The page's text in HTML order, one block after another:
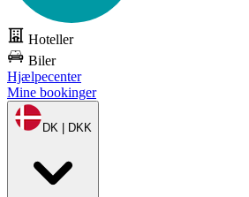
Hoteller
Biler
Hjælpecenter
Mine bookinger
DK | DKK